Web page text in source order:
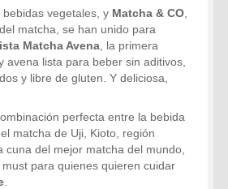
vegetales, y Matcha & CO,
matcha, se han unido para
Matcha Avena, la primera
avena lista para beber sin aditivos,
y libre de gluten. Y deliciosa,
perfecta entre la bebida
matcha de Uji, Kioto, región
cuna del mejor matcha del mundo,
must para quienes quieren cuidar